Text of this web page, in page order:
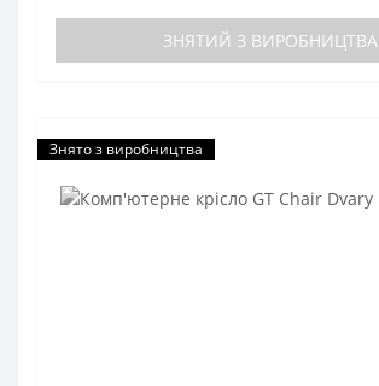
ЗНЯТИЙ З ВИРОБНИЦТВА
Знято з виробництва